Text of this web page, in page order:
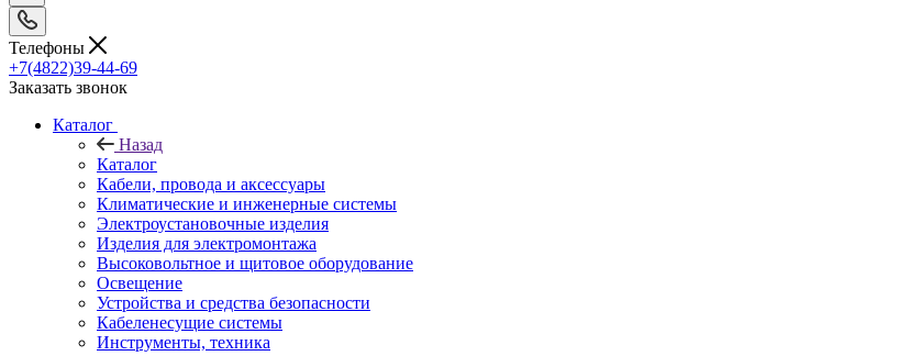
Телефоны
+7(4822)39-44-69
Заказать звонок
Каталог
Назад
Каталог
Кабели, провода и аксессуары
Климатические и инженерные системы
Электроустановочные изделия
Изделия для электромонтажа
Высоковольтное и щитовое оборудование
Освещение
Устройства и средства безопасности
Кабеленесущие системы
Инструменты, техника